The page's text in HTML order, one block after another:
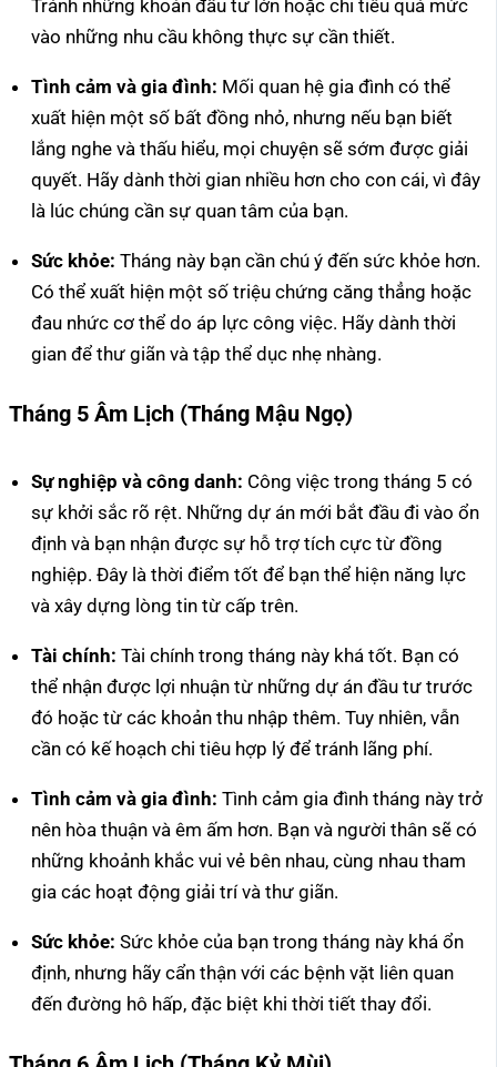
Tránh những khoản đầu tư lớn hoặc chi tiêu quá mức
vào những nhu cầu không thực sự cần thiết.
Tình cảm và gia đình: Mối quan hệ gia đình có thể
xuất hiện một số bất đồng nhỏ, nhưng nếu bạn biết
lắng nghe và thấu hiểu, mọi chuyện sẽ sớm được giải
quyết. Hãy dành thời gian nhiều hơn cho con cái, vì đây
là lúc chúng cần sự quan tâm của bạn.
Sức khỏe: Tháng này bạn cần chú ý đến sức khỏe hơn.
Có thể xuất hiện một số triệu chứng căng thẳng hoặc
đau nhức cơ thể do áp lực công việc. Hãy dành thời
gian để thư giãn và tập thể dục nhẹ nhàng.
Tháng 5 Âm Lịch (Tháng Mậu Ngọ)
Sự nghiệp và công danh: Công việc trong tháng 5 có
sự khởi sắc rõ rệt. Những dự án mới bắt đầu đi vào ổn
định và bạn nhận được sự hỗ trợ tích cực từ đồng
nghiệp. Đây là thời điểm tốt để bạn thể hiện năng lực
và xây dựng lòng tin từ cấp trên.
Tài chính: Tài chính trong tháng này khá tốt. Bạn có
thể nhận được lợi nhuận từ những dự án đầu tư trước
đó hoặc từ các khoản thu nhập thêm. Tuy nhiên, vẫn
cần có kế hoạch chi tiêu hợp lý để tránh lãng phí.
Tình cảm và gia đình: Tình cảm gia đình tháng này trở
nên hòa thuận và êm ấm hơn. Bạn và người thân sẽ có
những khoảnh khắc vui vẻ bên nhau, cùng nhau tham
gia các hoạt động giải trí và thư giãn.
Sức khỏe: Sức khỏe của bạn trong tháng này khá ổn
định, nhưng hãy cẩn thận với các bệnh vặt liên quan
đến đường hô hấp, đặc biệt khi thời tiết thay đổi.